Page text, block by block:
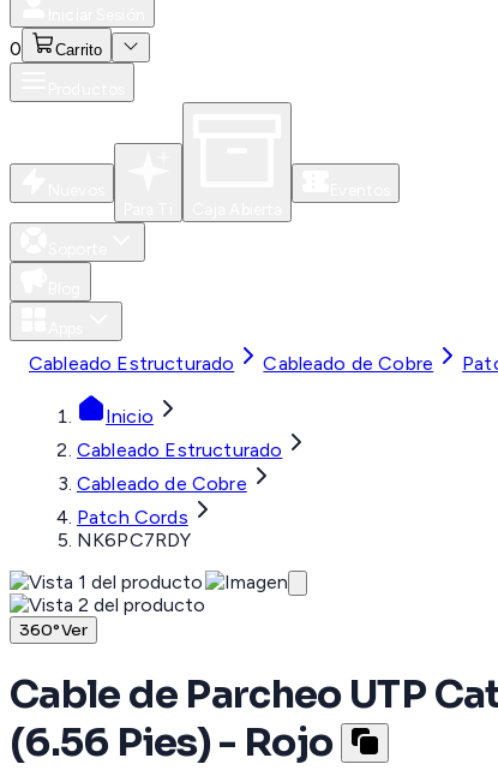
0 Carrito
Cableado Estructurado Cableado de Cobre
Inicio
Cableado Estructurado
Cableado de Cobre
Patch Cords
NK6PC7RDY
360°Ver
Cable de Parcheo UTP
(6.56 Pies) - Rojo